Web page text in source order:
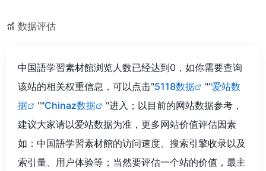
数据评估
中国語学習素材館浏览人数已经达到0，如你需要查询
该站的相关权重信息，可以点击"5118数据 ""爱站数
据
""Chinaz数据
"进入；以目前的网站数据参考，
建议大家请以爱站数据为准，更多网站价值评估因素
如：中国語学習素材館的访问速度、搜索引擎收录以及
索引量、用户体验等；当然要评估一个站的价值，最主